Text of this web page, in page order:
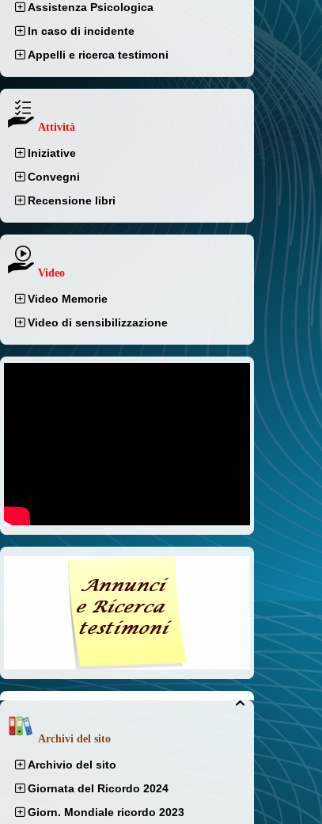
Assistenza Psicologica
In caso di incidente
Appelli e ricerca testimoni
Attività
Iniziative
Convegni
Recensione libri
Video
Video Memorie
Video di sensibilizzazione

Archivi del sito
Archivio del sito
Giornata del Ricordo 2024
Giorn. Mondiale ricordo 2023